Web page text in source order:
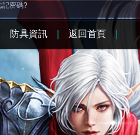
記密碼?